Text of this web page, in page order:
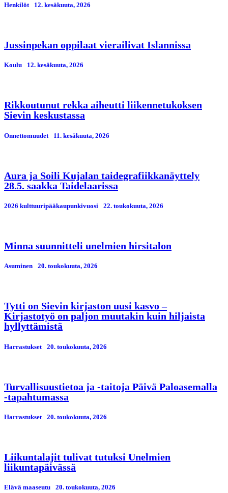
Henkilöt 12. kesäkuuta, 2026
Jussinpekan oppilaat vierailivat Islannissa
Koulu 12. kesäkuuta, 2026
Rikkoutunut rekka aiheutti liikennetukoksen
Sievin keskustassa
Onnettomuudet 11. kesäkuuta, 2026
Aura ja Soili Kujalan taidegrafiikkanäyttely
28.5. saakka Taidelaarissa
2026 kulttuuripääkaupunkivuosi 22. toukokuuta, 2026
Minna suunnitteli unelmien hirsitalon
Asuminen 20. toukokuuta, 2026
Tytti on Sievin kirjaston uusi kasvo –
Kirjastotyö on paljon muutakin kuin hiljaista
hyllyttämistä
Harrastukset 20. toukokuuta, 2026
Turvallisuustietoa ja -taitoja Päivä Paloasemalla
-tapahtumassa
Harrastukset 20. toukokuuta, 2026
Liikuntalajit tulivat tutuksi Unelmien
liikuntapäivässä
Elävä maaseutu 20. toukokuuta, 2026